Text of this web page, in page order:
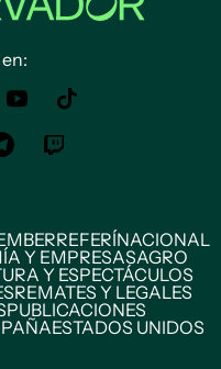
REFERÍNACIONAL
Y EMPRESASAGRO
Y ESPECTÁCULOS
REMATES Y LEGALES
PUBLICACIONES
ESTADOS UNIDOS